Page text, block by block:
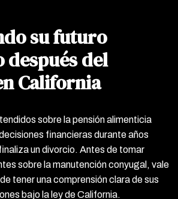
su futuro
del
California
sobre la pensión alimenticia
financieras durante años
un divorcio. Antes de tomar
sobre la manutención conyugal, vale
tener una comprensión clara de sus
bajo la ley de California.